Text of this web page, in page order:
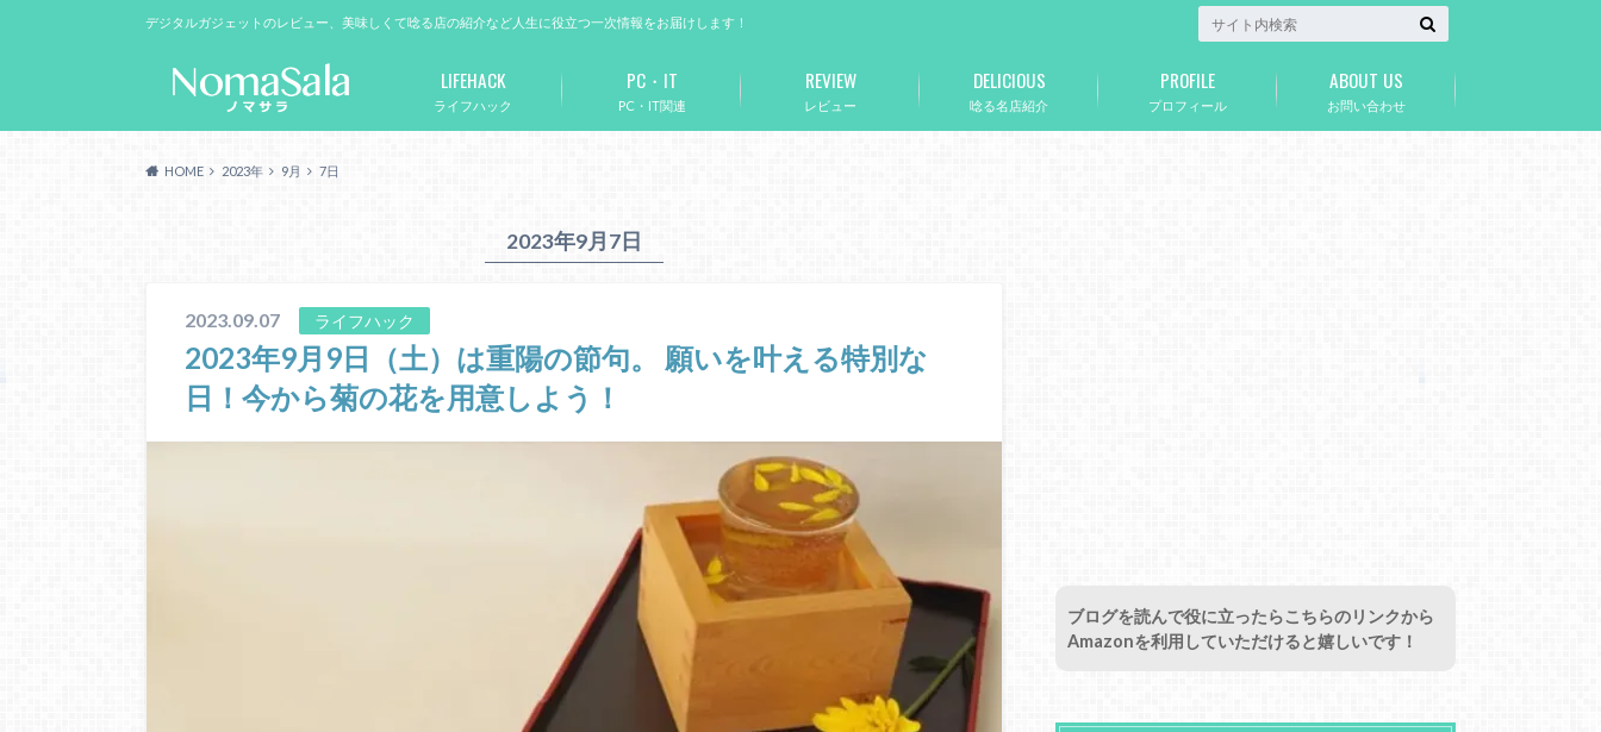
デジタルガジェットのレビュー、美味しくて唸る店の紹介など人生に役立つ一次情報をお届けします！
ライフハック
LIFEHACK
PC・IT関連
PC・IT
レビュー
REVIEW
唸る名店紹介
DELICIOUS
プロフィール
PROFILE
お問い合わせ
ABOUT US
HOME 2023年 9月 7日
2023年9月7日
2023.09.07 ライフハック
2023年9月9日（土）は重陽の節句。 願いを叶える特別な
日！今から菊の花を用意しよう！
ブログを読んで役に立ったらこちらのリンクから
Amazonを利用していただけると嬉しいです！